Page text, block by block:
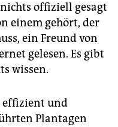
offiziell gesagt
einem gehört, der
ein Freund von
gelesen. Es gibt
wissen.
effizient und
Plantagen